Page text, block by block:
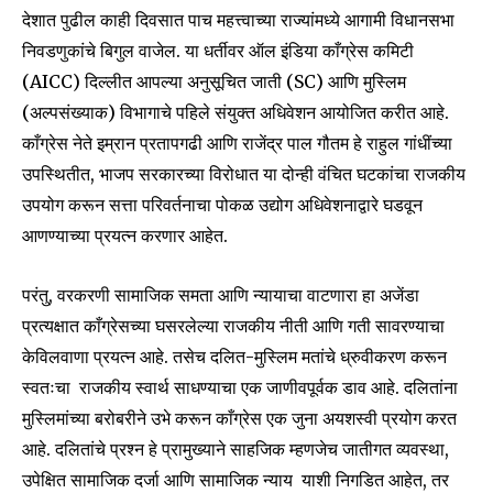
देशात पुढील काही दिवसात पाच महत्त्वाच्या राज्यांमध्ये आगामी विधानसभा
निवडणुकांचे बिगुल वाजेल. या धर्तीवर ऑल इंडिया काँग्रेस कमिटी
(AICC) दिल्लीत आपल्या अनुसूचित जाती (SC) आणि मुस्लिम
(अल्पसंख्याक) विभागाचे पहिले संयुक्त अधिवेशन आयोजित करीत आहे.
काँग्रेस नेते इम्रान प्रतापगढी आणि राजेंद्र पाल गौतम हे राहुल गांधींच्या
उपस्थितीत, भाजप सरकारच्या विरोधात या दोन्ही वंचित घटकांचा राजकीय
उपयोग करून सत्ता परिवर्तनाचा पोकळ उद्योग अधिवेशनाद्वारे घडवून
आणण्याच्या प्रयत्न करणार आहेत.
परंतु, वरकरणी सामाजिक समता आणि न्यायाचा वाटणारा हा अजेंडा
प्रत्यक्षात काँग्रेसच्या घसरलेल्या राजकीय नीती आणि गती सावरण्याचा
केविलवाणा प्रयत्न आहे. तसेच दलित-मुस्लिम मतांचे ध्रुवीकरण करून
स्वतःचा राजकीय स्वार्थ साधण्याचा एक जाणीवपूर्वक डाव आहे. दलितांना
मुस्लिमांच्या बरोबरीने उभे करून काँग्रेस एक जुना अयशस्वी प्रयोग करत
आहे. दलितांचे प्रश्न हे प्रामुख्याने साहजिक म्हणजेच जातीगत व्यवस्था,
उपेक्षित सामाजिक दर्जा आणि सामाजिक न्याय याशी निगडित आहेत, तर